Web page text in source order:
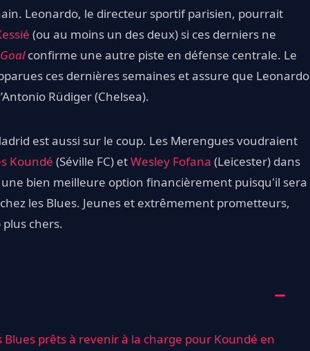
Leonardo, le directeur sportif parisien, pourrait
(ou au moins un des deux) si ces derniers ne
Goalconfirme une autre piste en défense centrale. Le
ces dernières semaines et assure que Leonardo
Rüdiger (Chelsea).
est aussi sur le coup. Les Merengues voudraient
Koundé (Séville FC) etWesley Fofana (Leicester) dans
bien meilleure option financièrement puisqu'il sera
les Blues. Jeunes et extrêmement prometteurs,
chers.
Blues prêts à revenir à la charge pour Koundé en